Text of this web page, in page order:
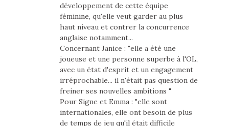
développement de cette équipe
féminine, qu'elle veut garder au plus
haut niveau et contrer la concurrence
anglaise notamment...
Concernant Janice : "elle a été une
joueuse et une personne superbe à l'OL,
avec un état d'esprit et un engagement
irréprochable... il n'était pas question de
freiner ses nouvelles ambitions "
Pour Signe et Emma : "elle sont
internationales, elle ont besoin de plus
de temps de jeu qu'il était difficile